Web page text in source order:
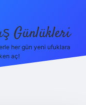
Günlükleri
her gün yeni ufuklara
aç!